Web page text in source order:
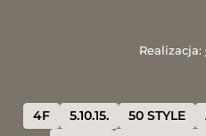
Realizacja:
4F 5.10.15. 50 STYLE